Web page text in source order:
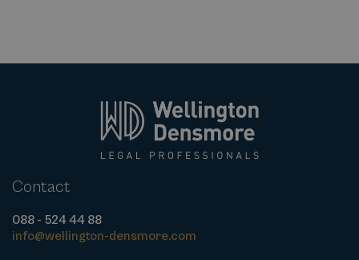
Contact
088 - 524 44 88
info@wellington-densmore.com